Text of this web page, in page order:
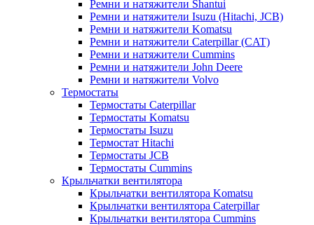
Ремни и натяжители Shantui
Ремни и натяжители Isuzu (Hitachi, JCB)
Ремни и натяжители Komatsu
Ремни и натяжители Caterpillar (CAT)
Ремни и натяжители Cummins
Ремни и натяжители John Deere
Ремни и натяжители Volvo
Термостаты
Термостаты Caterpillar
Термостаты Komatsu
Термостаты Isuzu
Термостат Hitachi
Термостаты JCB
Термостаты Cummins
Крыльчатки вентилятора
Крыльчатки вентилятора Komatsu
Крыльчатки вентилятора Caterpillar
Крыльчатки вентилятора Cummins